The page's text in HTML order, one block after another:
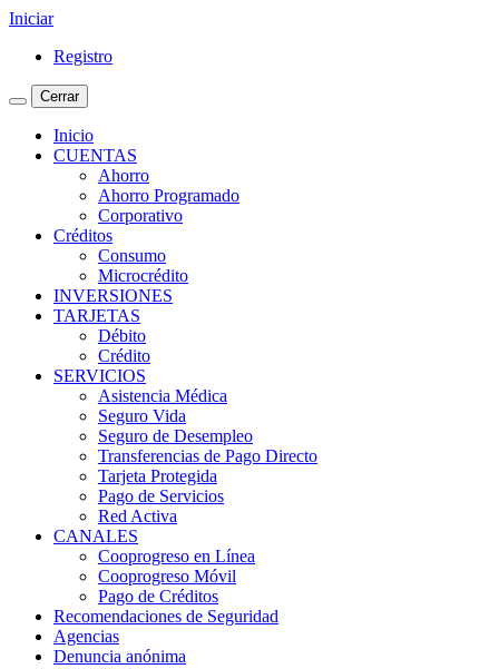
Iniciar
Registro
Cerrar
Inicio
CUENTAS
Ahorro
Ahorro Programado
Corporativo
Créditos
Consumo
Microcrédito
INVERSIONES
TARJETAS
Débito
Crédito
SERVICIOS
Asistencia Médica
Seguro Vida
Seguro de Desempleo
Transferencias de Pago Directo
Tarjeta Protegida
Pago de Servicios
Red Activa
CANALES
Cooprogreso en Línea
Cooprogreso Móvil
Pago de Créditos
Recomendaciones de Seguridad
Agencias
Denuncia anónima